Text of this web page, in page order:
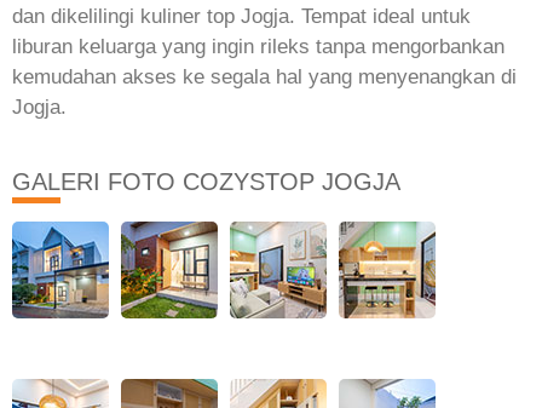
dan dikelilingi kuliner top Jogja. Tempat ideal untuk
liburan keluarga yang ingin rileks tanpa mengorbankan
kemudahan akses ke segala hal yang menyenangkan di
Jogja.
GALERI FOTO COZYSTOP JOGJA